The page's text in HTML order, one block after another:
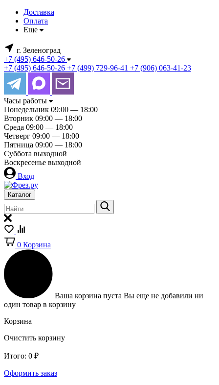
Доставка
Оплата
Еще
г. Зеленоград
+7 (495) 646-50-26
+7 (495) 646-50-26 +7 (499) 729-96-41 +7 (906) 063-41-23
Часы работы
Понедельник 09:00 — 18:00
Вторник 09:00 — 18:00
Среда 09:00 — 18:00
Четверг 09:00 — 18:00
Пятница 09:00 — 18:00
Суббота выходной
Воскресенье выходной
Вход
Каталог
0 Корзина
Ваша корзина пуста Вы еще не добавили ни
один товар в корзину
Корзина
Очистить корзину
Итого: 0 ₽
Оформить заказ